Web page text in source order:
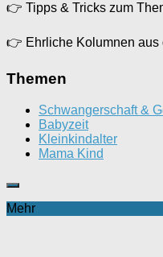
👉 Tipps & Tricks zum
👉 Ehrliche Kolumnen
Themen
Schwangerschaft &
Babyzeit
Kleinkindalter
Mama Kind
Mehr